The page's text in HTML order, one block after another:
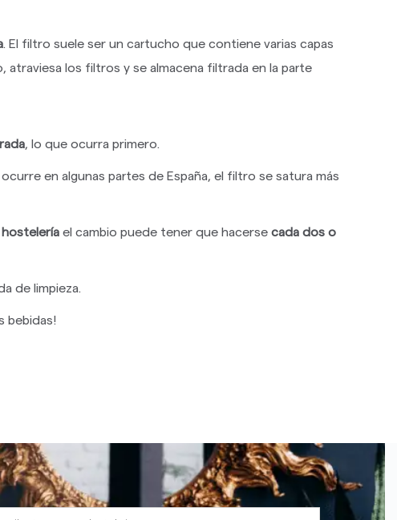
. El filtro suele ser un cartucho que contiene varias capas
los filtros y se almacena filtrada en la parte
, lo que ocurra primero.
en algunas partes de España, el filtro se satura más
el cambio puede tener que hacersecada dos o
de limpieza.
bebidas!